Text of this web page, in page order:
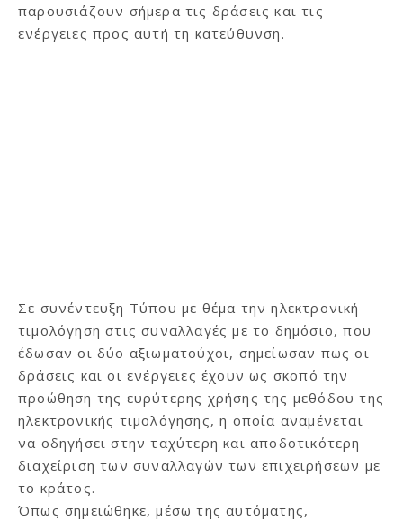
παρουσιάζουν σήμερα τις δράσεις και τις
ενέργειες προς αυτή τη κατεύθυνση.
Σε συνέντευξη Τύπου με θέμα την ηλεκτρονική
τιμολόγηση στις συναλλαγές με το δημόσιο, που
έδωσαν οι δύο αξιωματούχοι, σημείωσαν πως οι
δράσεις και οι ενέργειες έχουν ως σκοπό την
προώθηση της ευρύτερης χρήσης της μεθόδου της
ηλεκτρονικής τιμολόγησης, η οποία αναμένεται
να οδηγήσει στην ταχύτερη και αποδοτικότερη
διαχείριση των συναλλαγών των επιχειρήσεων με
το κράτος.
Όπως σημειώθηκε, μέσω της αυτόματης,